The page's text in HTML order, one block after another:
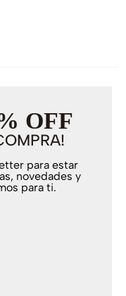
OFF
para estar
novedades y
para ti.